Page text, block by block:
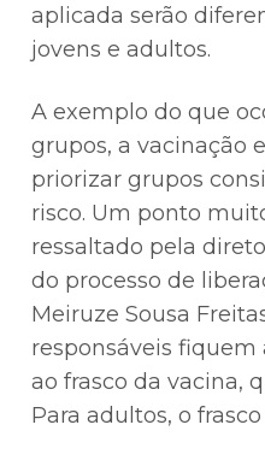
aplicada serão
jovens e adultos.
A exemplo do que
grupos, a vacinação
priorizar grupos
risco. Um ponto
ressaltado pela
do processo de
Meiruze Sousa
responsáveis
ao frasco da vacina,
Para adultos, o frasco